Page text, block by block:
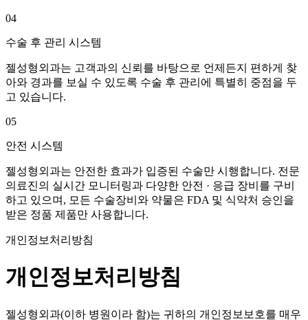
04
수술 후 관리 시스템
젤성형외과는 고객과의 신뢰를 바탕으로 언제든지 편하게 찾
아와 경과를 보실 수 있도록 수술 후 관리에 특별히 중점을 두
고 있습니다.
05
안전 시스템
젤성형외과는 안전한 효과가 입증된 수술만 시행합니다. 전문
의료진의 실시간 모니터링과 다양한 안전 · 응급 장비를 구비
하고 있으며, 모든 수술장비와 약물은 FDA 및 식약처 승인을
받은 정품 제품만 사용합니다.
개인정보처리방침
개인정보처리방침
젤성형외과(이하 병원이라 함)는 귀하의 개인정보보호를 매우